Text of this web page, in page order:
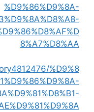
%D9%86%D9%8A-
8%A7%D8%AA
%D9%8
1%D9%86%D9%8A-